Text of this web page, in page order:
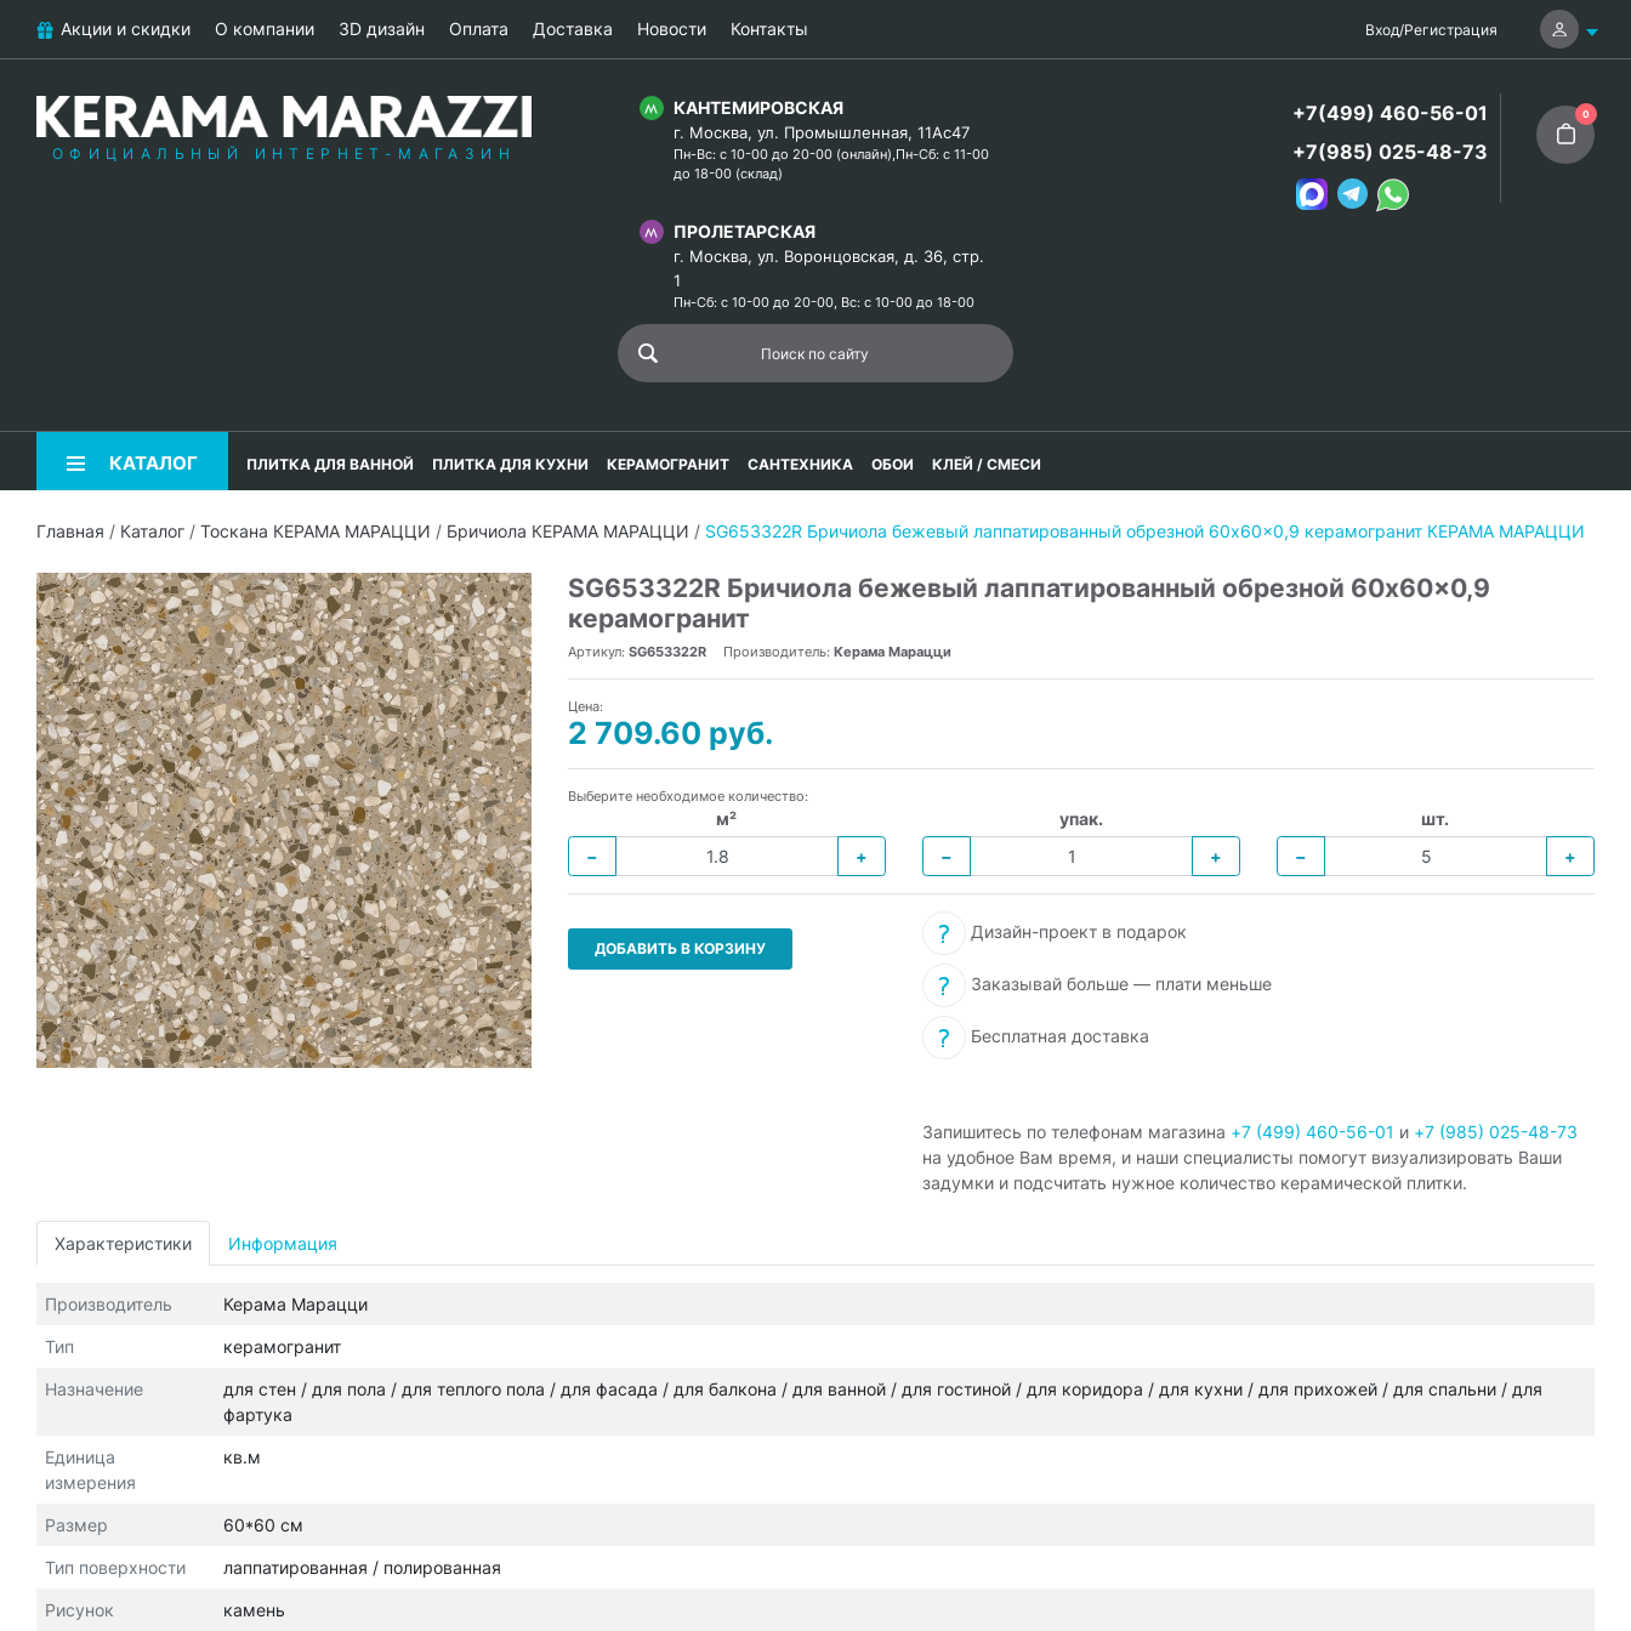
Акции и скидки О компании 3D дизайн Оплата Доставка Новости Контакты Вход/Регистрация
ОФИЦИАЛЬНЫЙ ИНТЕРНЕТ-МАГАЗИН
КАНТЕМИРОВСКАЯ
г. Москва, ул. Промышленная, 11Ас47
Пн-Вс: с 10-00 до 20-00 (онлайн),Пн-Сб: с 11-00
до 18-00 (склад)
ПРОЛЕТАРСКАЯ
г. Москва, ул. Воронцовская, д. 36, стр.
1
Пн-Сб: с 10-00 до 20-00, Вс: с 10-00 до 18-00
+7(499) 460-56-01
+7(985) 025-48-73
0
КАТАЛОГ ПЛИТКА ДЛЯ ВАННОЙ ПЛИТКА ДЛЯ КУХНИ КЕРАМОГРАНИТ САНТЕХНИКА ОБОИ КЛЕЙ / СМЕСИ
Главная / Каталог / Тоскана КЕРАМА МАРАЦЦИ / Бричиола КЕРАМА МАРАЦЦИ / SG653322R Бричиола бежевый лаппатированный обрезной 60x60x0,9 керамогранит КЕРАМА МАРАЦЦИ
SG653322R Бричиола бежевый лаппатированный обрезной 60x60x0,9
керамогранит
Артикул: SG653322R Производитель: Керама Марацци
Цена:
2 709.60 руб.
Выберите необходимое количество:
м²
−
+
упак.
−
+
шт.
−
+
ДОБАВИТЬ В КОРЗИНУ
Дизайн-проект в подарок
Заказывай больше — плати меньше
Бесплатная доставка
Запишитесь по телефонам магазина +7 (499) 460-56-01 и +7 (985) 025-48-73
на удобное Вам время, и наши специалисты помогут визуализировать Ваши
задумки и подсчитать нужное количество керамической плитки.
Характеристики Информация
Производитель Керама Марацци
Тип керамогранит
Назначение
для стен / для пола / для теплого пола / для фасада / для балкона / для ванной / для гостиной / для коридора / для кухни / для прихожей / для спальни / для
фартука
Единица
измерения
кв.м
Размер 60*60 см
Тип поверхности лаппатированная / полированная
Рисунок камень